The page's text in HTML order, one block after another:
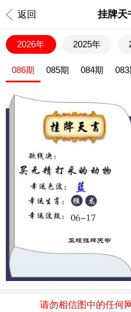
返回 挂牌天
2026年 2025年
086期 085期 084期 083
请勿相信图中的任何